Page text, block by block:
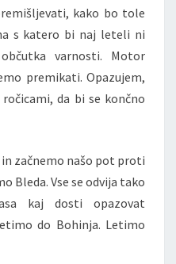
kako bo tole
s katero bi naj leteli ni
varnosti. Motor
premikati. Opazujem,
da bi se končno
začnemo našo pot proti
Bleda. Vse se odvija tako
kaj dosti opazovat
do Bohinja. Letimo